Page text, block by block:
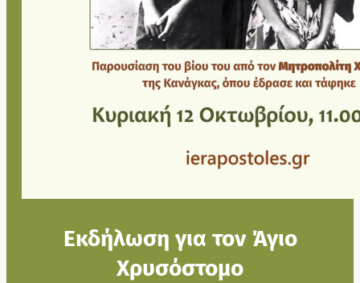
Εκδήλωση για τον Άγιο
Χρυσόστομο